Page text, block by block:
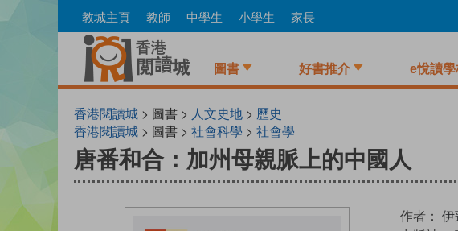
to
教城主頁 教師 中學生 小學生 家長
圖書 好書推介 e悅讀學
香港閱讀城 > 圖書 > 人文史地 > 歷史
香港閱讀城 > 圖書 > 社會科學 > 社會學
唐番和合：加州母親脈上的中國人
作者： 伊